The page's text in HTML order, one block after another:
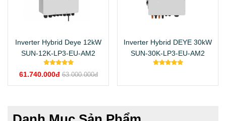
Inverter Hybrid Deye 12kW
SUN-12K-LP3-EU-AM2
61.740.000đ 63.000.000đ
Inverter Hybrid DEYE 30kW
SUN-30K-LP3-EU-AM2